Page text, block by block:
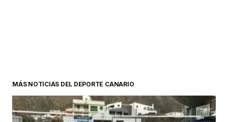
MÁS NOTICIAS DEL DEPORTE CANARIO